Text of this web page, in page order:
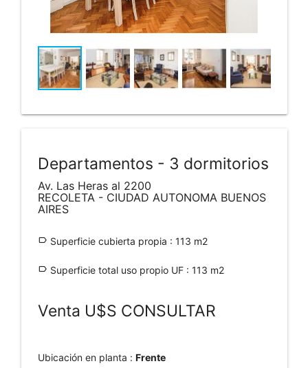
Departamentos - 3 dormitorios
Av. Las Heras al 2200
RECOLETA - CIUDAD AUTONOMA BUENOS
AIRES
label_outline Superficie cubierta propia : 113 m2
label_outline Superficie total uso propio UF : 113 m2
Venta U$S CONSULTAR
Ubicación en planta : Frente